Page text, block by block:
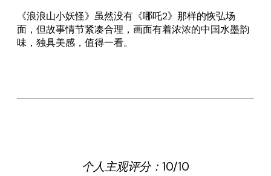
《浪浪山小妖怪》虽然没有《哪吒2》那样的恢弘场
面，但故事情节紧凑合理，画面有着浓浓的中国水墨韵
味，独具美感，值得一看。
个人主观评分：10/10